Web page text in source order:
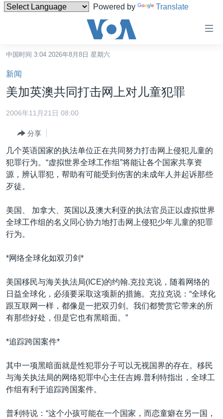
Powered by Translate
碍
链
接
跳
转
跳
转
到
航
检
港澳
国际
最新国际新闻
印太
中东
欧洲
美洲
全球议题
分类新闻
经济·金融·贸易
人权·法律·宗教
科教·文娱·体健
劳工
环境
美中关系
热点专题
白宫要闻
美中关系
美国建国250周年
埃博拉疫情
美国之音专访
南中国海争端
关注西藏
VOA视频
中文广播
关注我们
中国时间 3:04 2026年8月8日 星期六
新闻
美加英澳共同打击网上对儿童犯罪
2006年11月21日 08:00
分享
几个英语国家的执法单位正在共同努力打击网上侵犯儿童的
犯罪行为。“虚拟世界全球工作组”将能让各个国家共享资
源，辨认罪犯，帮助有可能受到伤害的未成年人并起诉那些
歹徒。
美国、 加拿大、英国以及澳大利亚的执法官员正以虚拟世界
全球工作组的名义同心协力地打击网上侵犯少年儿童的犯罪
行为。
*网络全球化如双刃剑*
美国移民与海关执法局(ICE)的约翰.克拉克说，随着网络的
日益全球化，必须要采取这项新的措施。克拉克说：“全球化
跟互联网一样，都像是一把双刃剑。我们都赞赏它带来的所
有那些好处，但是它也有黑暗面。”
*追踪跨国案件*
其中一项黑暗面就是性犯罪分子可以无视国界的存在。移民
与海关执法局的网络犯罪中心主任吉姆.普利特指出，全球工
作组有利于追踪跨国案件。
普利特说：“这个小孩可能在一个国家，而恋童癖在另一国，